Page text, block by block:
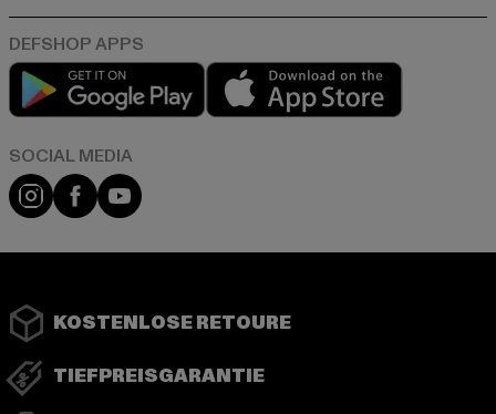
Play market
Instagram
FacebookYouTube
KOSTENLOSE RETOURE
TIEFPREISGARANTIE